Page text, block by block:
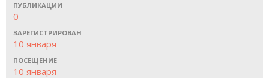
ПУБЛИКАЦИИ
0
ЗАРЕГИСТРИРОВАН
10 января
ПОСЕЩЕНИЕ
10 января